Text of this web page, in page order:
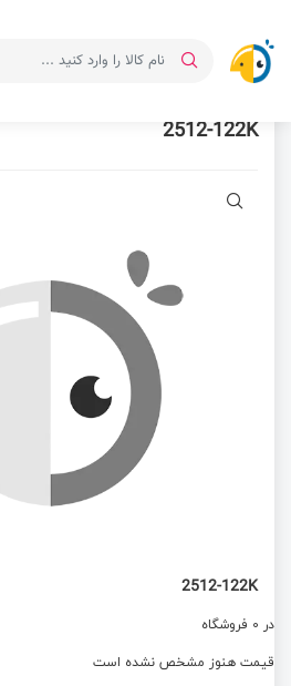
2512-122K
2512-122K
در 0 فروشگاه
قیمت هنوز مشخص نشده است